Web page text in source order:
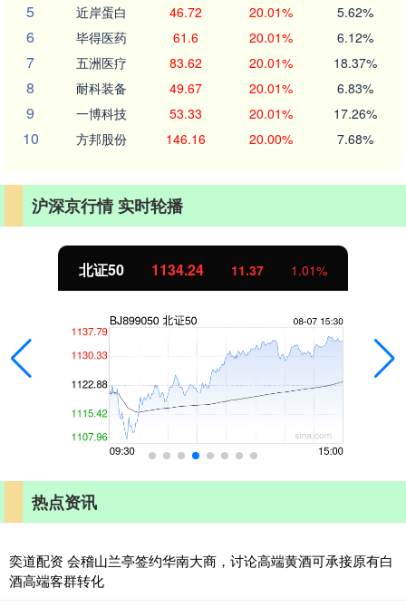
5 近岸蛋白 46.72 20.01% 5.62%
6 毕得医药 61.6 20.01% 6.12%
7 五洲医疗 83.62 20.01% 18.37%
8 耐科装备 49.67 20.01% 6.83%
9 一博科技 53.33 20.01% 17.26%
10 方邦股份 146.16 20.00% 7.68%
沪深京行情 实时轮播
北证50 1134.24 11.37 1.01%
热点资讯
奕道配资 会稽山兰亭签约华南大商，讨论高端黄酒可承接原有白
酒高端客群转化